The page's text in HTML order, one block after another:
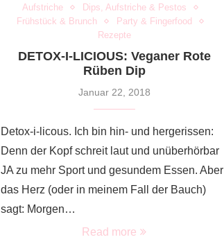
Aufstriche
Dips, Aufstriche & Pestos
Frühstück & Brunch
Party & Fingerfood
Rezepte
DETOX-I-LICIOUS: Veganer Rote
Rüben Dip
Januar 22, 2018
Detox-i-licous. Ich bin hin- und hergerissen:
Denn der Kopf schreit laut und unüberhörbar
JA zu mehr Sport und gesundem Essen. Aber
das Herz (oder in meinem Fall der Bauch)
sagt: Morgen…
Read more